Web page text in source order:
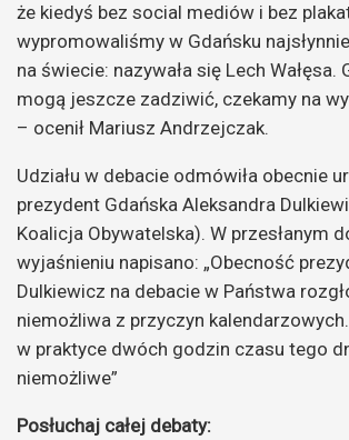
że kiedyś bez social mediów i bez
wypromowaliśmy w Gdańsku
na świecie: nazywała się Lech Wałęsa.
mogą jeszcze zadziwić, czekamy na
– ocenił Mariusz Andrzejczak.
Udziału w debacie odmówiła obecnie
prezydent Gdańska Aleksandra
Koalicja Obywatelska). W przesłanym
wyjaśnieniu napisano: „Obecność
Dulkiewicz na debacie w Państwa
niemożliwa z przyczyn
w praktyce dwóch godzin czasu tego
niemożliwe”
Posłuchaj całej debaty: